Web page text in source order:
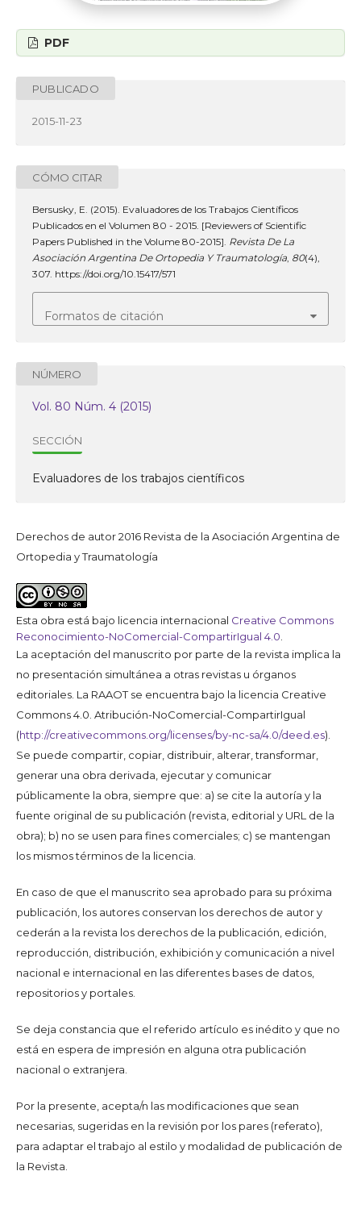
PDF
PUBLICADO
2015-11-23
CÓMO CITAR
Bersusky, E. (2015). Evaluadores de los Trabajos Científicos
Publicados en el Volumen 80 - 2015. [Reviewers of Scientific
Papers Published in the Volume 80-2015]. Revista De La
Asociación Argentina De Ortopedia Y Traumatología 80(4),
307. https://doi.org/10.15417/571
Formatos de citación
NÚMERO
Vol. 80 Núm. 4 (2015)
SECCIÓN
Evaluadores de los trabajos científicos
Derechos de autor 2016 Revista de la Asociación Argentina de
Ortopedia y Traumatología
Esta obra está bajo licencia internacional Creative Commons
Reconocimiento-NoComercial-CompartirIgual 4.0
La aceptación del manuscrito por parte de la revista implica la
no presentación simultánea a otras revistas u órganos
editoriales. La RAAOT se encuentra bajo la licencia Creative
Commons 4.0. Atribución-NoComercial-CompartirIgual
(http://creativecommons.org/licenses/by-nc-sa/4.0/deed.es).
Se puede compartir, copiar, distribuir, alterar, transformar,
generar una obra derivada, ejecutar y comunicar
públicamente la obra, siempre que: a) se cite la autoría y la
fuente original de su publicación (revista, editorial y URL de la
obra); b) no se usen para fines comerciales; c) se mantengan
los mismos términos de la licencia.
En caso de que el manuscrito sea aprobado para su próxima
publicación, los autores conservan los derechos de autor y
cederán a la revista los derechos de la publicación, edición,
reproducción, distribución, exhibición y comunicación a nivel
nacional e internacional en las diferentes bases de datos,
repositorios y portales.
Se deja constancia que el referido artículo es inédito y que no
está en espera de impresión en alguna otra publicación
nacional o extranjera.
Por la presente, acepta/n las modificaciones que sean
necesarias, sugeridas en la revisión por los pares (referato),
para adaptar el trabajo al estilo y modalidad de publicación de
la Revista.